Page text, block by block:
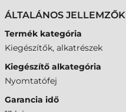
ÁLTALÁNOS JELLEMZŐK
Termék kategória
Kiegészítők, alkatrészek
Kiegészítő alkategória
Nyomtatófej
Garancia idő